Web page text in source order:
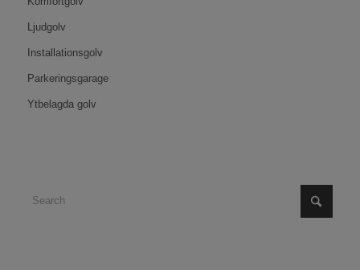
Ljudgolv
Installationsgolv
Parkeringsgarage
Ytbelagda golv